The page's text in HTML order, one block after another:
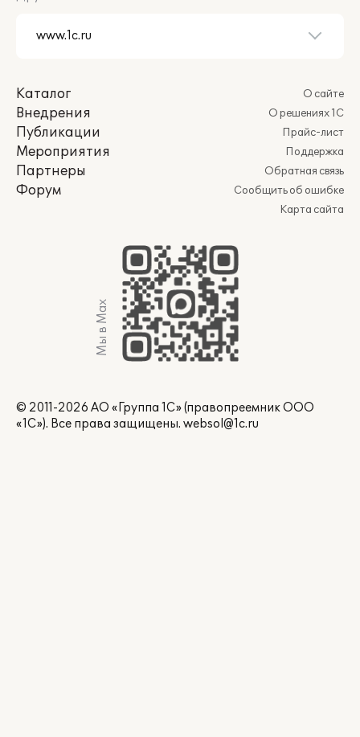
Каталог
Внедрения
Публикации
Мероприятия
Партнеры
Форум
О сайте
О решениях 1С
Прайс-лист
Поддержка
Обратная связь
Сообщить об ошибке
Карта сайта
Мы в Max
© 2011-2026 АО «Группа 1С» (правопреемник ООО
«1С»). Все права защищены. websol@1c.ru